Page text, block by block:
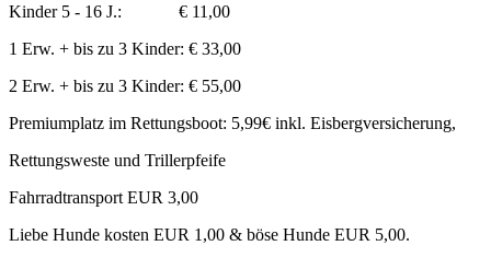
Kinder 5 - 16 J.: € 11,00
1 Erw. + bis zu 3 Kinder: € 33,00
2 Erw. + bis zu 3 Kinder: € 55,00
Premiumplatz im Rettungsboot: 5,99€ inkl. Eisbergversicherung,
Rettungsweste und Trillerpfeife
Fahrradtransport EUR 3,00
Liebe Hunde kosten EUR 1,00 & böse Hunde EUR 5,00.